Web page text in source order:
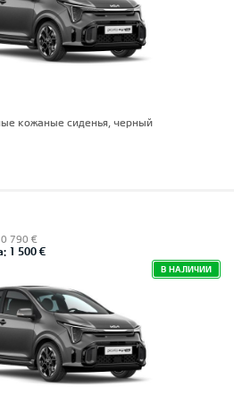
кожаные сиденья, черный
790 €
1 500 €
В НАЛИЧИИ